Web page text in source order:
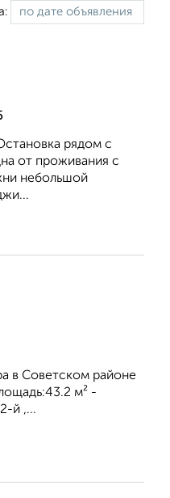
рядом с
от проживания с
небольшой
в Советском районе
м² -
й ,...